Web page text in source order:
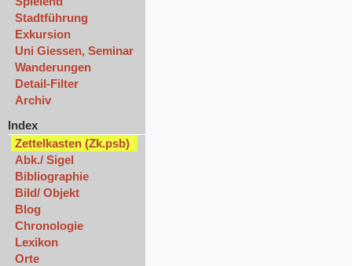
Stadtführung
Exkursion
Uni Giessen, Seminar
Wanderungen
Detail-Filter
Archiv
Index
Zettelkasten (Zk.psb)
Abk./ Sigel
Bibliographie
Bild/ Objekt
Blog
Chronologie
Lexikon
Orte